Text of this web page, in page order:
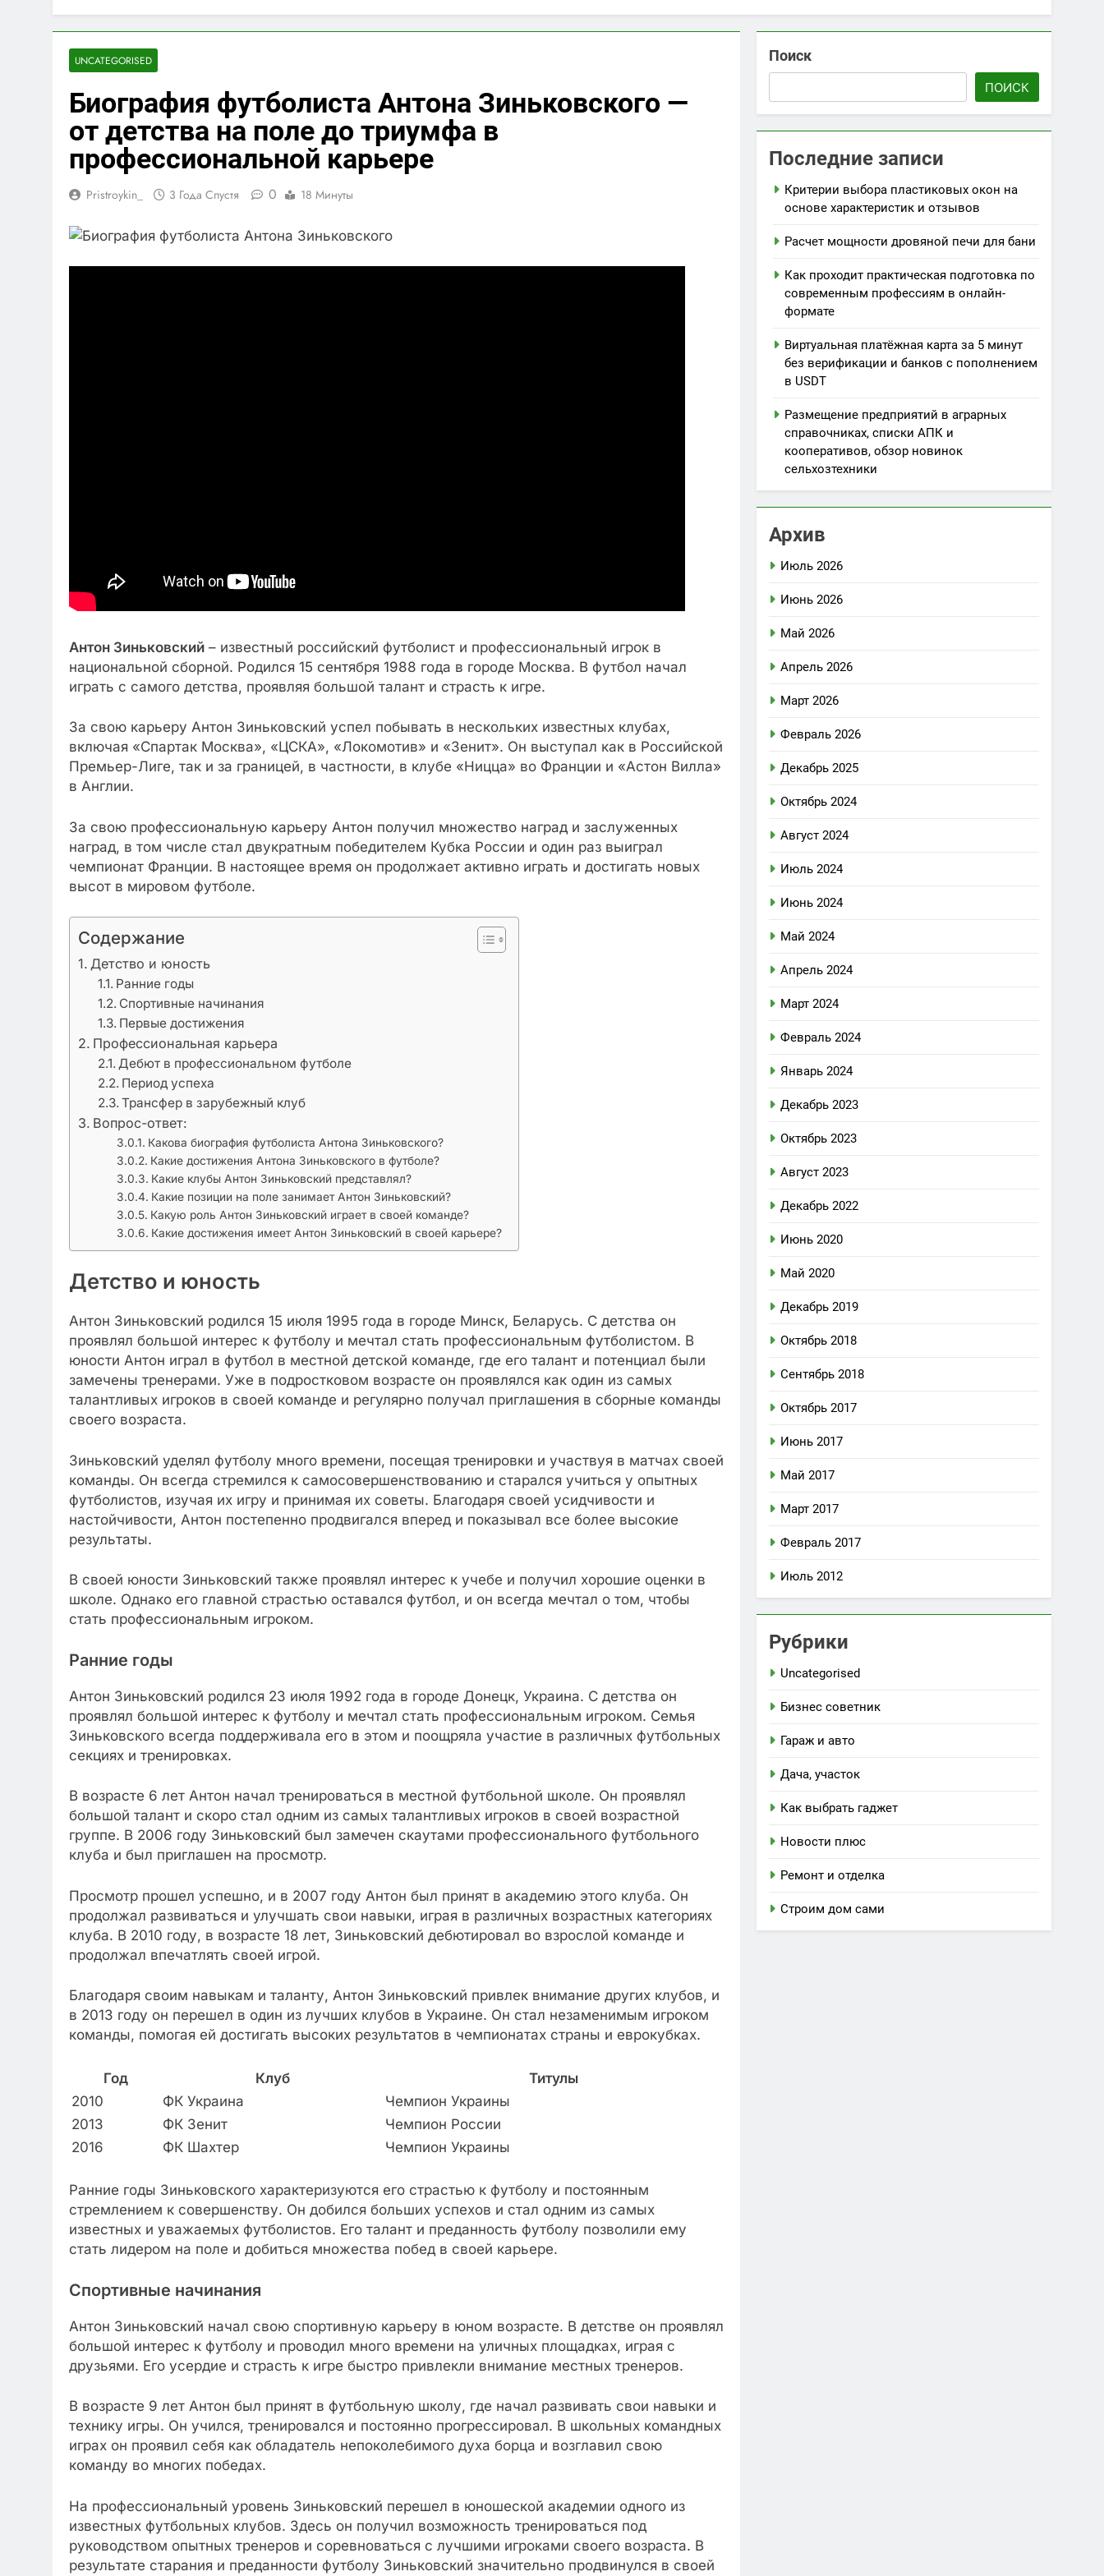
UNCATEGORISED
Биография футболиста Антона Зиньковского —
от детства на поле до триумфа в
профессиональной карьере
Pristroykin_ 3 Года Спустя 0 18 Минуты
Антон Зиньковский – известный российский футболист и профессиональный игрок в
национальной сборной. Родился 15 сентября 1988 года в городе Москва. В футбол начал
играть с самого детства, проявляя большой талант и страсть к игре.
За свою карьеру Антон Зиньковский успел побывать в нескольких известных клубах,
включая «Спартак Москва», «ЦСКА», «Локомотив» и «Зенит». Он выступал как в Российской
Премьер-Лиге, так и за границей, в частности, в клубе «Ницца» во Франции и «Астон Вилла»
в Англии.
За свою профессиональную карьеру Антон получил множество наград и заслуженных
наград, в том числе стал двукратным победителем Кубка России и один раз выиграл
чемпионат Франции. В настоящее время он продолжает активно играть и достигать новых
высот в мировом футболе.
Содержание
Детство и юность
Ранние годы
Спортивные начинания
Первые достижения
Профессиональная карьера
Дебют в профессиональном футболе
Период успеха
Трансфер в зарубежный клуб
Вопрос-ответ:
Какова биография футболиста Антона Зиньковского?
Какие достижения Антона Зиньковского в футболе?
Какие клубы Антон Зиньковский представлял?
Какие позиции на поле занимает Антон Зиньковский?
Какую роль Антон Зиньковский играет в своей команде?
Какие достижения имеет Антон Зиньковский в своей карьере?
Детство и юность
Антон Зиньковский родился 15 июля 1995 года в городе Минск, Беларусь. С детства он
проявлял большой интерес к футболу и мечтал стать профессиональным футболистом. В
юности Антон играл в футбол в местной детской команде, где его талант и потенциал были
замечены тренерами. Уже в подростковом возрасте он проявлялся как один из самых
талантливых игроков в своей команде и регулярно получал приглашения в сборные команды
своего возраста.
Зиньковский уделял футболу много времени, посещая тренировки и участвуя в матчах своей
команды. Он всегда стремился к самосовершенствованию и старался учиться у опытных
футболистов, изучая их игру и принимая их советы. Благодаря своей усидчивости и
настойчивости, Антон постепенно продвигался вперед и показывал все более высокие
результаты.
В своей юности Зиньковский также проявлял интерес к учебе и получил хорошие оценки в
школе. Однако его главной страстью оставался футбол, и он всегда мечтал о том, чтобы
стать профессиональным игроком.
Ранние годы
Антон Зиньковский родился 23 июля 1992 года в городе Донецк, Украина. С детства он
проявлял большой интерес к футболу и мечтал стать профессиональным игроком. Семья
Зиньковского всегда поддерживала его в этом и поощряла участие в различных футбольных
секциях и тренировках.
В возрасте 6 лет Антон начал тренироваться в местной футбольной школе. Он проявлял
большой талант и скоро стал одним из самых талантливых игроков в своей возрастной
группе. В 2006 году Зиньковский был замечен скаутами профессионального футбольного
клуба и был приглашен на просмотр.
Просмотр прошел успешно, и в 2007 году Антон был принят в академию этого клуба. Он
продолжал развиваться и улучшать свои навыки, играя в различных возрастных категориях
клуба. В 2010 году, в возрасте 18 лет, Зиньковский дебютировал во взрослой команде и
продолжал впечатлять своей игрой.
Благодаря своим навыкам и таланту, Антон Зиньковский привлек внимание других клубов, и
в 2013 году он перешел в один из лучших клубов в Украине. Он стал незаменимым игроком
команды, помогая ей достигать высоких результатов в чемпионатах страны и еврокубках.
Год Клуб
Титулы
2010
ФК Украина
Чемпион Украины
2013
ФК Зенит
Чемпион России
2016
ФК Шахтер Чемпион Украины
Ранние годы Зиньковского характеризуются его страстью к футболу и постоянным
стремлением к совершенству. Он добился больших успехов и стал одним из самых
известных и уважаемых футболистов. Его талант и преданность футболу позволили ему
стать лидером на поле и добиться множества побед в своей карьере.
Спортивные начинания
Антон Зиньковский начал свою спортивную карьеру в юном возрасте. В детстве он проявлял
большой интерес к футболу и проводил много времени на уличных площадках, играя с
друзьями. Его усердие и страсть к игре быстро привлекли внимание местных тренеров.
В возрасте 9 лет Антон был принят в футбольную школу, где начал развивать свои навыки и
технику игры. Он учился, тренировался и постоянно прогрессировал. В школьных командных
играх он проявил себя как обладатель непоколебимого духа борца и возглавил свою
команду во многих победах.
На профессиональный уровень Зиньковский перешел в юношеской академии одного из
известных футбольных клубов. Здесь он получил возможность тренироваться под
руководством опытных тренеров и соревноваться с лучшими игроками своего возраста. В
результате старания и преданности футболу Зиньковский значительно продвинулся в своей
Поиск
ПОИСК
Последние записи
Критерии выбора пластиковых окон на
основе характеристик и отзывов
Расчет мощности дровяной печи для бани
Как проходит практическая подготовка по
современным профессиям в онлайн-
формате
Виртуальная платёжная карта за 5 минут
без верификации и банков с пополнением
в USDT
Размещение предприятий в аграрных
справочниках, списки АПК и
кооперативов, обзор новинок
сельхозтехники
Архив
Июль 2026
Июнь 2026
Май 2026
Апрель 2026
Март 2026
Февраль 2026
Декабрь 2025
Октябрь 2024
Август 2024
Июль 2024
Июнь 2024
Май 2024
Апрель 2024
Март 2024
Февраль 2024
Январь 2024
Декабрь 2023
Октябрь 2023
Август 2023
Декабрь 2022
Июнь 2020
Май 2020
Декабрь 2019
Октябрь 2018
Сентябрь 2018
Октябрь 2017
Июнь 2017
Май 2017
Март 2017
Февраль 2017
Июль 2012
Рубрики
Uncategorised
Бизнес советник
Гараж и авто
Дача, участок
Как выбрать гаджет
Новости плюс
Ремонт и отделка
Строим дом сами